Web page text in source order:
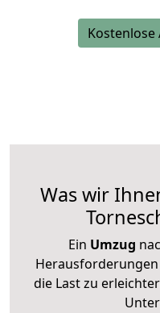
Was wir
Ein Umzug
die Last zu